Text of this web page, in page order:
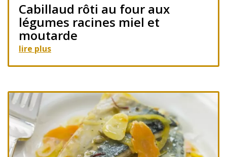
Cabillaud rôti au four aux
légumes racines miel et
moutarde
lire plus